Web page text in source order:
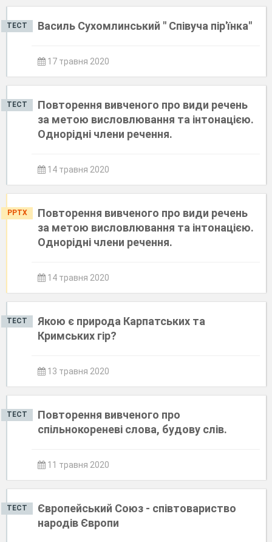
ТЕСТ Василь Сухомлинський " Співуча пір'їнка"
17 травня 2020
ТЕСТ
Повторення вивченого про види речень
за метою висловлювання та інтонацією.
Однорідні члени речення.
14 травня 2020
PPTX
Повторення вивченого про види речень
за метою висловлювання та інтонацією.
Однорідні члени речення.
14 травня 2020
ТЕСТ
Якою є природа Карпатських та
Кримських гір?
13 травня 2020
ТЕСТ
Повторення вивченого про
спільнокореневі слова, будову слів.
11 травня 2020
ТЕСТ
Європейський Союз - співтовариство
народів Європи